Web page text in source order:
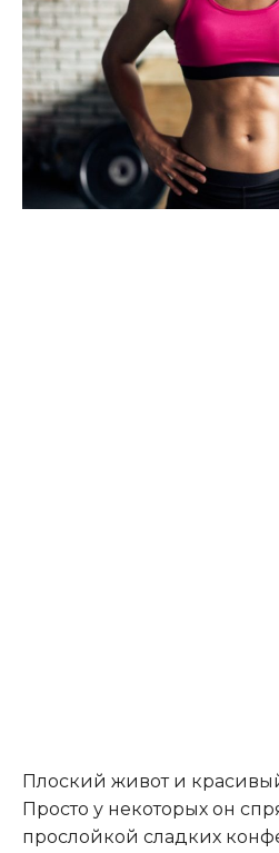
Плоский живот и
Просто у некоторых он
прослойкой сладких